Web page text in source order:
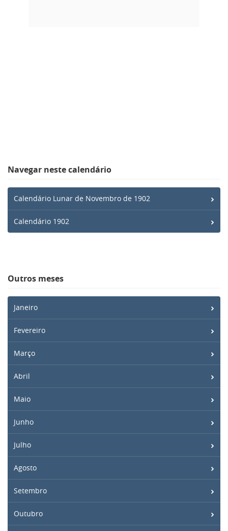
Navegar neste calendário
Calendário Lunar de Novembro de 1902
Calendário 1902
Outros meses
Janeiro
Fevereiro
Março
Abril
Maio
Junho
Julho
Agosto
Setembro
Outubro